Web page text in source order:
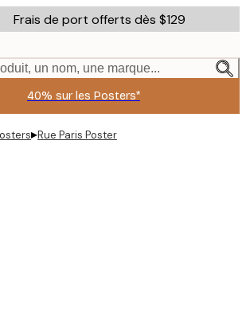
Frais de port offerts dès $129
un nom, une marque...
40% sur les Posters*
▸Rue Paris Poster